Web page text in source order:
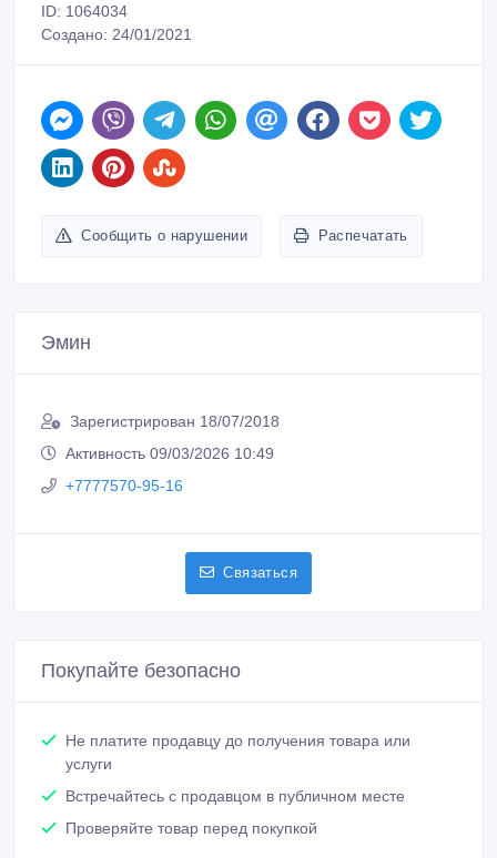
ID: 1064034
Создано: 24/01/2021
Сообщить о нарушении Распечатать
Эмин
Зарегистрирован 18/07/2018
Активность 09/03/2026 10:49
+7777570-95-16
Связаться
Покупайте безопасно
Не платите продавцу до получения товара или
услуги
Встречайтесь с продавцом в публичном месте
Проверяйте товар перед покупкой